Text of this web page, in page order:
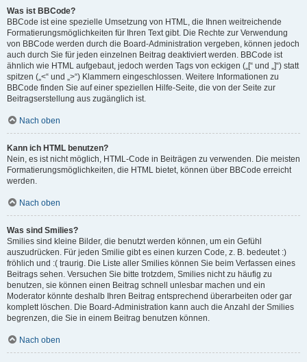
Was ist BBCode?
BBCode ist eine spezielle Umsetzung von HTML, die Ihnen weitreichende
Formatierungsmöglichkeiten für Ihren Text gibt. Die Rechte zur Verwendung
von BBCode werden durch die Board-Administration vergeben, können jedoch
auch durch Sie für jeden einzelnen Beitrag deaktiviert werden. BBCode ist
ähnlich wie HTML aufgebaut, jedoch werden Tags von eckigen („[“ und „]“) statt
spitzen („<“ und „>“) Klammern eingeschlossen. Weitere Informationen zu
BBCode finden Sie auf einer speziellen Hilfe-Seite, die von der Seite zur
Beitragserstellung aus zugänglich ist.
Nach oben
Kann ich HTML benutzen?
Nein, es ist nicht möglich, HTML-Code in Beiträgen zu verwenden. Die meisten
Formatierungsmöglichkeiten, die HTML bietet, können über BBCode erreicht
werden.
Nach oben
Was sind Smilies?
Smilies sind kleine Bilder, die benutzt werden können, um ein Gefühl
auszudrücken. Für jeden Smilie gibt es einen kurzen Code, z. B. bedeutet :)
fröhlich und :( traurig. Die Liste aller Smilies können Sie beim Verfassen eines
Beitrags sehen. Versuchen Sie bitte trotzdem, Smilies nicht zu häufig zu
benutzen, sie können einen Beitrag schnell unlesbar machen und ein
Moderator könnte deshalb Ihren Beitrag entsprechend überarbeiten oder gar
komplett löschen. Die Board-Administration kann auch die Anzahl der Smilies
begrenzen, die Sie in einem Beitrag benutzen können.
Nach oben